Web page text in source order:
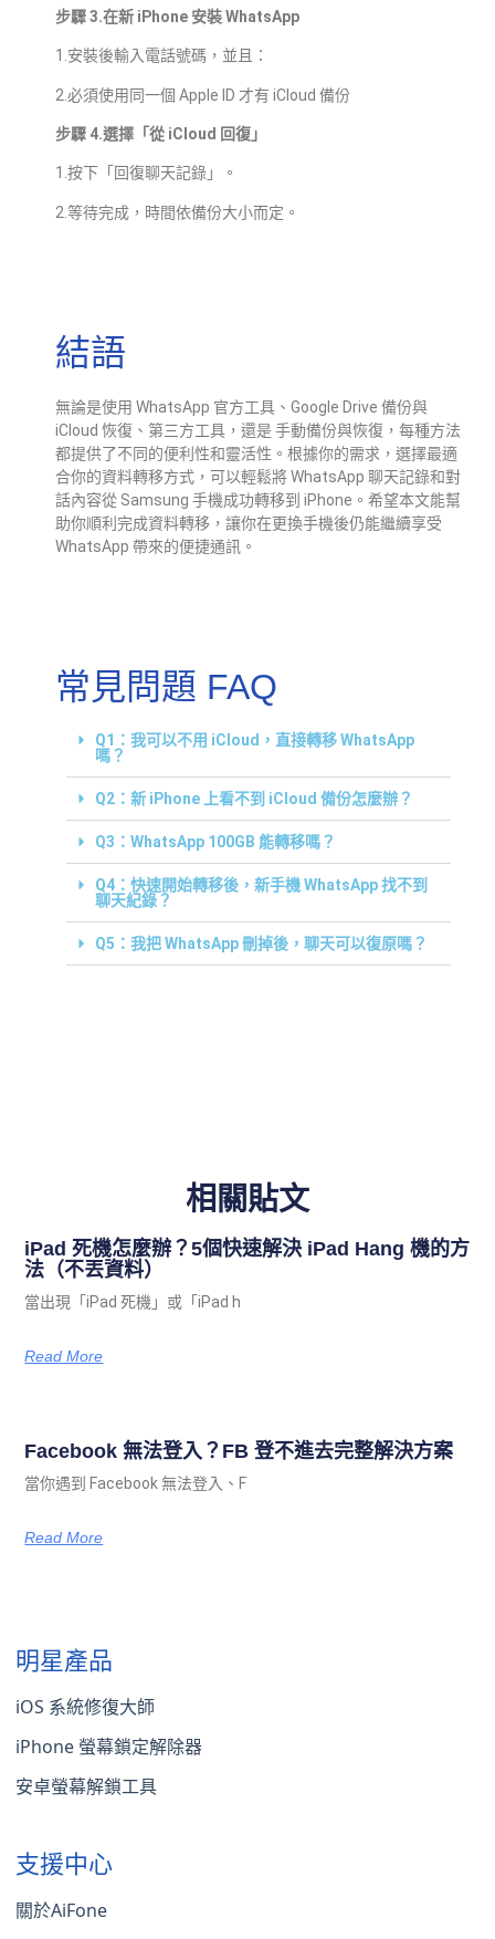
步驟 3.在新 iPhone 安裝 WhatsApp
1.安裝後輸入電話號碼，並且：
2.必須使用同一個 Apple ID 才有 iCloud 備份
步驟 4.選擇「從 iCloud 回復」
1.按下「回復聊天記錄」。
2.等待完成，時間依備份大小而定。
結語
無論是使用 WhatsApp 官方工具、Google Drive 備份與
iCloud 恢復、第三方工具，還是 手動備份與恢復，每種方法
都提供了不同的便利性和靈活性。根據你的需求，選擇最適
合你的資料轉移方式，可以輕鬆將 WhatsApp 聊天記錄和對
話內容從 Samsung 手機成功轉移到 iPhone。希望本文能幫
助你順利完成資料轉移，讓你在更換手機後仍能繼續享受
WhatsApp 帶來的便捷通訊。
常見問題 FAQ
Q1：我可以不用 iCloud，直接轉移 WhatsApp
嗎？
Q2：新 iPhone 上看不到 iCloud 備份怎麼辦？
Q3：WhatsApp 100GB 能轉移嗎？
Q4：快速開始轉移後，新手機 WhatsApp 找不到
聊天紀錄？
Q5：我把 WhatsApp 刪掉後，聊天可以復原嗎？
相關貼文
iPad 死機怎麼辦？5個快速解決 iPad Hang 機的方
法（不丟資料）
當出現「iPad 死機」或「iPad h
Read More
Facebook 無法登入？FB 登不進去完整解決方案
當你遇到 Facebook 無法登入、F
Read More
明星產品
iOS 系統修復大師
iPhone 螢幕鎖定解除器
安卓螢幕解鎖工具
支援中心
關於AiFone